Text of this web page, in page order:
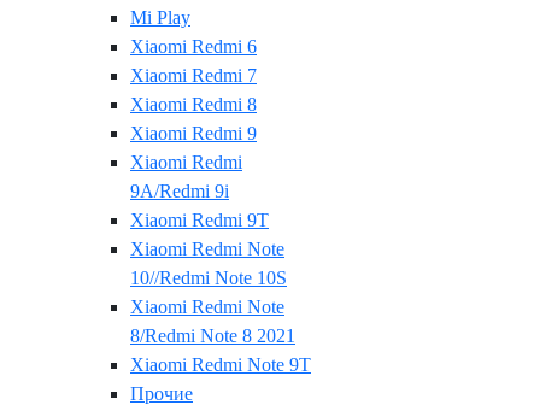
Mi Play
Xiaomi Redmi 6
Xiaomi Redmi 7
Xiaomi Redmi 8
Xiaomi Redmi 9
Xiaomi Redmi
9A/Redmi 9i
Xiaomi Redmi 9T
Xiaomi Redmi Note
10//Redmi Note 10S
Xiaomi Redmi Note
8/Redmi Note 8 2021
Xiaomi Redmi Note 9T
Прочие